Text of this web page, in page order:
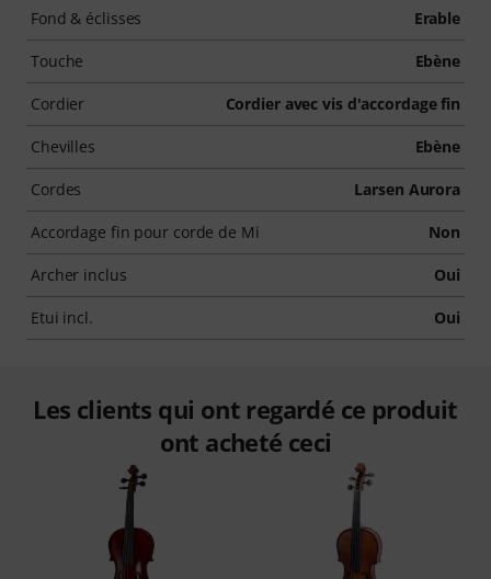
Fond & éclisses Erable
Touche Ebène
Cordier Cordier avec vis d'accordage fin
Chevilles Ebène
Cordes Larsen Aurora
Accordage fin pour corde de Mi Non
Archer inclus Oui
Etui incl. Oui
Les clients qui ont regardé ce produit
ont acheté ceci